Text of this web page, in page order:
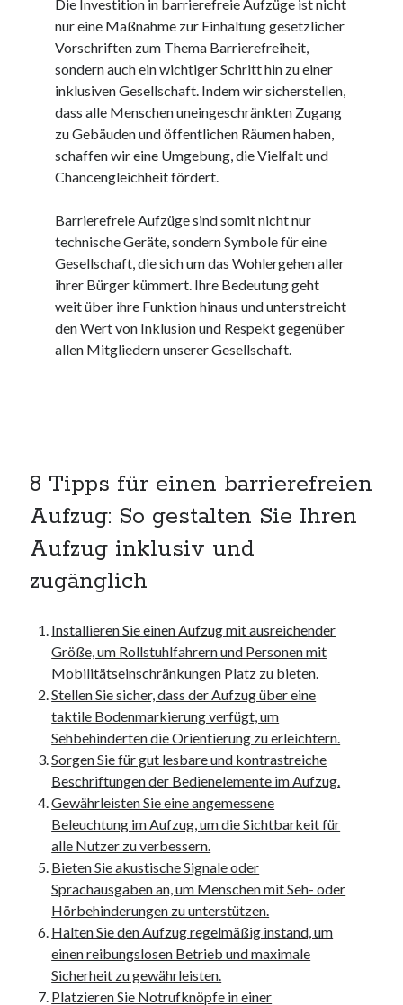
ferienwohnung
ferienwohnung mit pflegebett nordsee
ferienwohnungen
firmenumzug
grundschule
gymnasium
kultur
kunst und handwerk
nordsee urlaub
ostsee
sportunterricht
türmaße
umzugskartons
Uncategorized
unterkunft
unterkünfte
wordpress
Die Investition in barrierefreie Aufzüge ist nicht
nur eine Maßnahme zur Einhaltung gesetzlicher
Vorschriften zum Thema Barrierefreiheit,
sondern auch ein wichtiger Schritt hin zu einer
inklusiven Gesellschaft. Indem wir sicherstellen,
dass alle Menschen uneingeschränkten Zugang
zu Gebäuden und öffentlichen Räumen haben,
schaffen wir eine Umgebung, die Vielfalt und
Chancengleichheit fördert.
Barrierefreie Aufzüge sind somit nicht nur
technische Geräte, sondern Symbole für eine
Gesellschaft, die sich um das Wohlergehen aller
ihrer Bürger kümmert. Ihre Bedeutung geht
weit über ihre Funktion hinaus und unterstreicht
den Wert von Inklusion und Respekt gegenüber
allen Mitgliedern unserer Gesellschaft.
8 Tipps für einen barrierefreien
Aufzug: So gestalten Sie Ihren
Aufzug inklusiv und
zugänglich
Installieren Sie einen Aufzug mit ausreichender
Größe, um Rollstuhlfahrern und Personen mit
Mobilitätseinschränkungen Platz zu bieten.
Stellen Sie sicher, dass der Aufzug über eine
taktile Bodenmarkierung verfügt, um
Sehbehinderten die Orientierung zu erleichtern.
Sorgen Sie für gut lesbare und kontrastreiche
Beschriftungen der Bedienelemente im Aufzug.
Gewährleisten Sie eine angemessene
Beleuchtung im Aufzug, um die Sichtbarkeit für
alle Nutzer zu verbessern.
Bieten Sie akustische Signale oder
Sprachausgaben an, um Menschen mit Seh- oder
Hörbehinderungen zu unterstützen.
Halten Sie den Aufzug regelmäßig instand, um
einen reibungslosen Betrieb und maximale
Sicherheit zu gewährleisten.
Platzieren Sie Notrufknöpfe in einer